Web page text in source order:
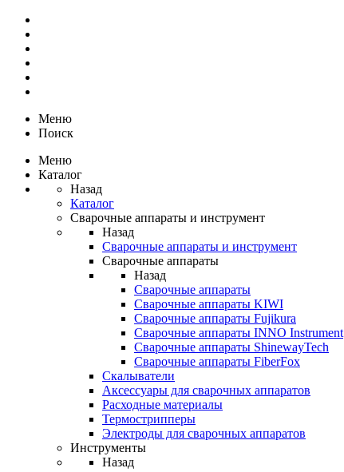
Меню
Поиск
Меню
Каталог
Назад
Каталог
Сварочные аппараты и инструмент
Назад
Сварочные аппараты и инструмент
Сварочные аппараты
Назад
Сварочные аппараты
Сварочные аппараты KIWI
Сварочные аппараты Fujikura
Сварочные аппараты INNO Instrument
Сварочные аппараты ShinewayTech
Cварочные аппараты FiberFox
Скалыватели
Аксессуары для сварочных аппаратов
Расходные материалы
Термострипперы
Электроды для сварочных аппаратов
Инструменты
Назад